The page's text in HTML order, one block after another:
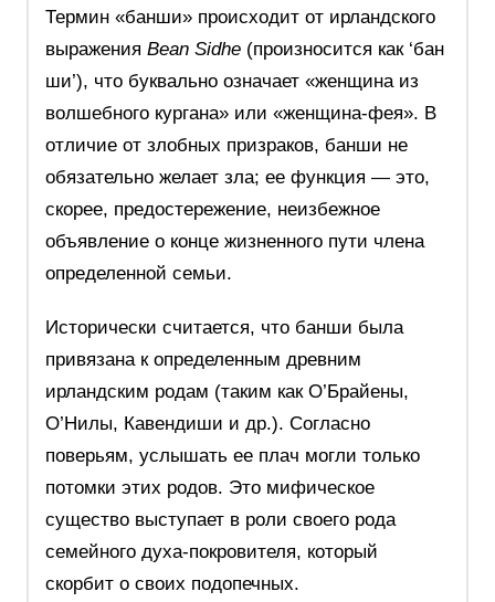
Термин «банши» происходит от ирландского
выражения Bean Sidhe(произносится как ‘бан
ши’), что буквально означает «женщина из
волшебного кургана» или «женщина-фея». В
отличие от злобных призраков, банши не
обязательно желает зла; ее функция — это,
скорее, предостережение, неизбежное
объявление о конце жизненного пути члена
определенной семьи.
Исторически считается, что банши была
привязана к определенным древним
ирландским родам (таким как О’Брайены,
О’Нилы, Кавендиши и др.). Согласно
поверьям, услышать ее плач могли только
потомки этих родов. Это мифическое
существо выступает в роли своего рода
семейного духа-покровителя, который
скорбит о своих подопечных.